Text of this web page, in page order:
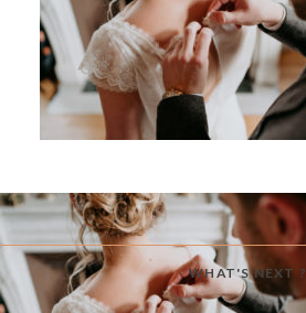
WHAT'S NEXT ?
A PROPOS
PORTFOLIO
INFOS
JOURNAL